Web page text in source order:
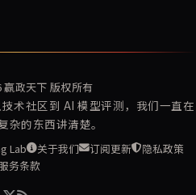
赢政天下 版权所有
术社区到 AI 模型评测，我们一直在
杂的东西讲清楚。
Lab 关于我们 订阅更新
隐私政策
务条款